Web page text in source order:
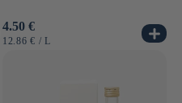
Normale
prijs
4.50 €
EENHEIDSPRIJS
12.86 € / PER
L